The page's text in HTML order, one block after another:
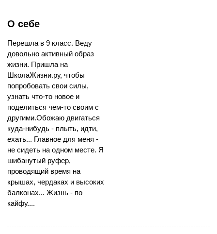
О себе
Перешла в 9 класс. Веду
довольно активный образ
жизни. Пришла на
ШколаЖизни.ру, чтобы
попробовать свои силы,
узнать что-то новое и
поделиться чем-то своим с
другими.Обожаю двигаться
куда-нибудь - плыть, идти,
ехать... Главное для меня -
не сидеть на одном месте. Я
шибанутый руфер,
проводящий время на
крышах, чердаках и высоких
балконах... Жизнь - по
кайфу....